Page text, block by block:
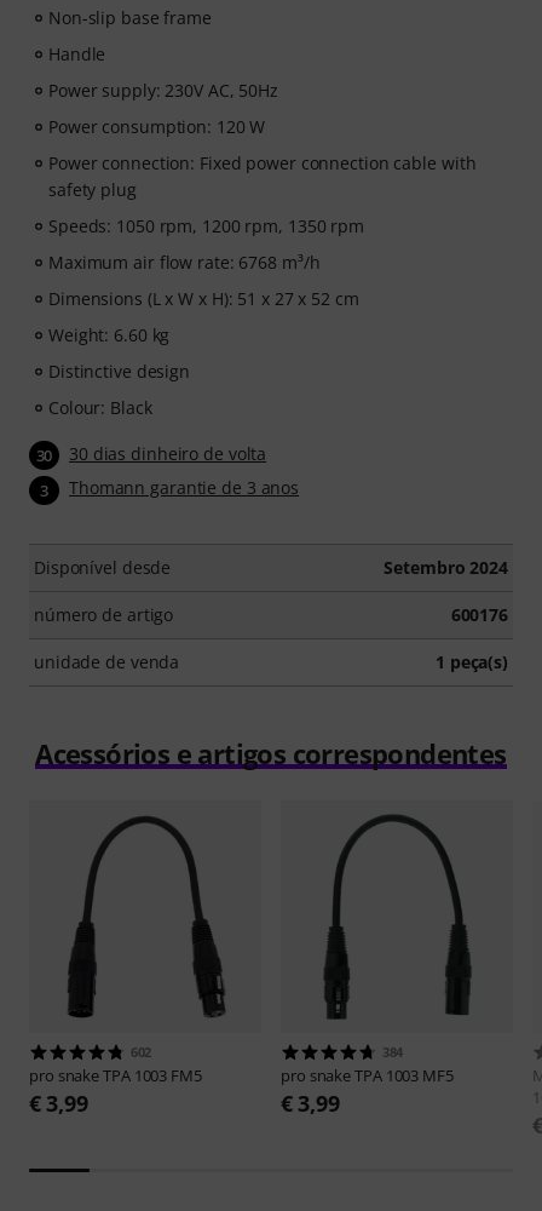
Non-slip base frame
Handle
Power supply: 230V AC, 50Hz
Power consumption: 120 W
Power connection: Fixed power connection cable with
safety plug
Speeds: 1050 rpm, 1200 rpm, 1350 rpm
Maximum air flow rate: 6768 m³/h
Dimensions (L x W x H): 51 x 27 x 52 cm
Weight: 6.60 kg
Distinctive design
Colour: Black
30 30 dias dinheiro de volta
3 Thomann garantie de 3 anos
Disponível desde Setembro 2024
número de artigo 600176
unidade de venda 1 peça(s)
Acessórios e artigos correspondentes
602
pro snakeTPA 1003 FM5
€ 3,99
384
pro snakeTPA 1003 MF5
€ 3,99